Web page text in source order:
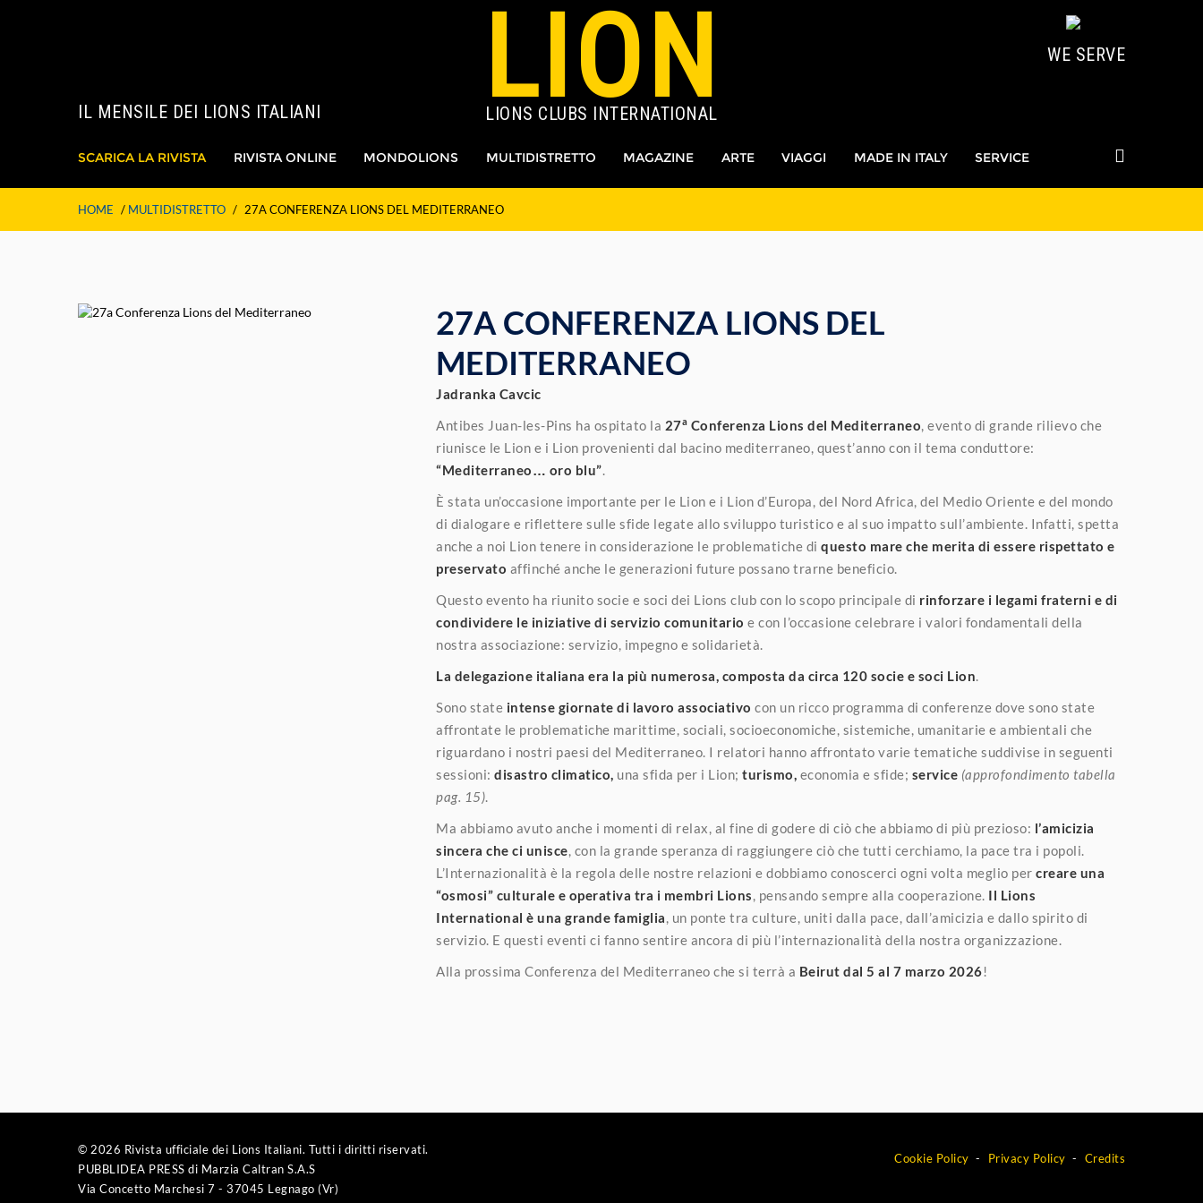
IL MENSILE DEI LIONS ITALIANI LION
LIONS CLUBS INTERNATIONAL
WE SERVE
SCARICA LA RIVISTA RIVISTA ONLINE MONDOLIONS MULTIDISTRETTO MAGAZINE ARTE VIAGGI MADE IN ITALY SERVICE
HOME / MULTIDISTRETTO / 27A CONFERENZA LIONS DEL MEDITERRANEO
27A CONFERENZA LIONS DEL
MEDITERRANEO
Jadranka Cavcic
Antibes Juan-les-Pins ha ospitato la 27a Conferenza Lions del Mediterraneo, evento di grande rilievo che
riunisce le Lion e i Lion provenienti dal bacino mediterraneo, quest’anno con il tema conduttore:
“Mediterraneo… oro blu”.
È stata un’occasione importante per le Lion e i Lion d’Europa, del Nord Africa, del Medio Oriente e del mondo
di dialogare e riflettere sulle sfide legate allo sviluppo turistico e al suo impatto sull’ambiente. Infatti, spetta
anche a noi Lion tenere in considerazione le problematiche di questo mare che merita di essere rispettato e
preservato affinché anche le generazioni future possano trarne beneficio.
Questo evento ha riunito socie e soci dei Lions club con lo scopo principale di rinforzare i legami fraterni e di
condividere le iniziative di servizio comunitario e con l’occasione celebrare i valori fondamentali della
nostra associazione: servizio, impegno e solidarietà.
La delegazione italiana era la più numerosa, composta da circa 120 socie e soci Lion.
Sono state intense giornate di lavoro associativo con un ricco programma di conferenze dove sono state
affrontate le problematiche marittime, sociali, socioeconomiche, sistemiche, umanitarie e ambientali che
riguardano i nostri paesi del Mediterraneo. I relatori hanno affrontato varie tematiche suddivise in seguenti
sessioni: disastro climatico, una sfida per i Lion; turismo, economia e sfide; service (approfondimento tabella
pag. 15).
Ma abbiamo avuto anche i momenti di relax, al fine di godere di ciò che abbiamo di più prezioso: l’amicizia
sincera che ci unisce, con la grande speranza di raggiungere ciò che tutti cerchiamo, la pace tra i popoli.
L’Internazionalità è la regola delle nostre relazioni e dobbiamo conoscerci ogni volta meglio per creare una
“osmosi” culturale e operativa tra i membri Lions, pensando sempre alla cooperazione. Il Lions
International è una grande famiglia, un ponte tra culture, uniti dalla pace, dall’amicizia e dallo spirito di
servizio. E questi eventi ci fanno sentire ancora di più l’internazionalità della nostra organizzazione.
Alla prossima Conferenza del Mediterraneo che si terrà a Beirut dal 5 al 7 marzo 2026!
© 2026 Rivista ufficiale dei Lions Italiani. Tutti i diritti riservati.
PUBBLIDEA PRESS di Marzia Caltran S.A.S
Via Concetto Marchesi 7 - 37045 Legnago (Vr)
Cookie Policy Privacy Policy Credits